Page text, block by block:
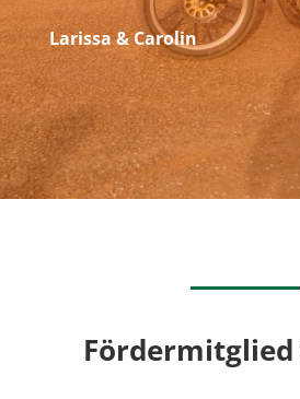
Larissa & Carolin